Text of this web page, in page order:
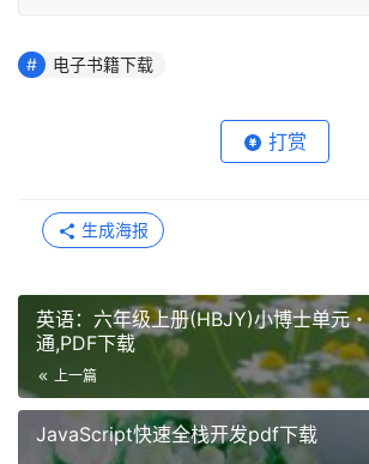
电子书籍下载
打赏
生成海报
英语：六年级上册(HBJY)小博士单元
通,PDF下载
上一篇
JavaScript快速全栈开发pdf下载